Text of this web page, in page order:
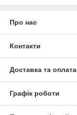
Про нас
Контакти
Доставка та оплата
Графік роботи